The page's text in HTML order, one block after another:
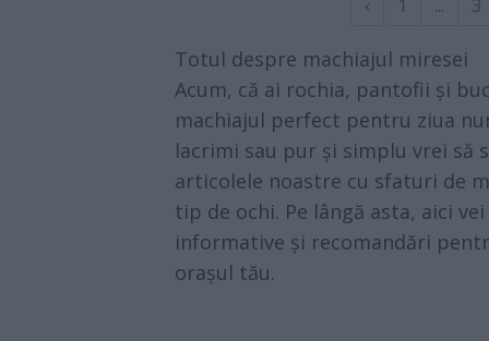
‹ 1 ... 3
Totul despre machiajul miresei
Acum, că ai rochia, pantofii și
machiajul perfect pentru ziua
lacrimi sau pur și simplu vrei să
articolele noastre cu sfaturi de
tip de ochi. Pe lângă asta, aici
informative și recomandări
orașul tău.